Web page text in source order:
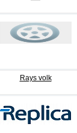
Rays volk